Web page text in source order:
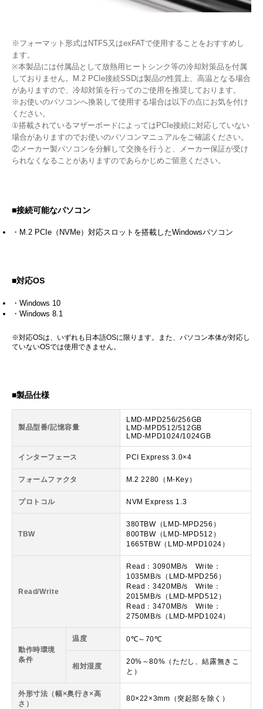
※フォーマット形式はNTFS又はexFATで使用することをおすすめし
ます。
※本製品には付属品として放熱用ヒートシンク等の冷却対策品を付属
しておりません。M.2 PCIe接続SSDは製品の性質上、高温となる場合
がありますので、冷却対策を行ってのご使用を推奨しております。
※お使いのパソコンへ換装して使用する場合は以下の点にお気を付け
ください。
①搭載されているマザーボードによってはPCIe接続に対応していない
場合がありますのでお使いのパソコンマニュアルをご確認ください。
②メーカー製パソコンを分解して交換を行うと、メーカー保証が受け
られなくなることがありますのであらかじめご留意ください。
■接続可能なパソコン
・M.2 PCIe（NVMe）対応スロットを搭載したWindowsパソコン
■対応OS
・Windows 10
・Windows 8.1
※対応OSは、いずれも日本語OSに限ります。また、パソコン本体が対応し
ていないOSでは使用できません。
■製品仕様
製品型番/記憶容量
LMD-MPD256/256GB
LMD-MPD512/512GB
LMD-MPD1024/1024GB
インターフェース PCI Express 3.0×4
フォームファクタ M.2 2280（M-Key）
プロトコル NVM Express 1.3
TBW
380TBW（LMD-MPD256）
800TBW（LMD-MPD512）
1665TBW（LMD-MPD1024）
Read/Write
Read：3090MB/s Write：
1035MB/s（LMD-MPD256）
Read：3420MB/s Write：
2015MB/s（LMD-MPD512）
Read：3470MB/s Write：
2750MB/s（LMD-MPD1024）
動作時環境
条件
温度 0℃～70℃
相対湿度
20%～80%（ただし、結露無きこ
と）
外形寸法（幅×奥行き×高
さ）
80×22×3mm（突起部を除く）